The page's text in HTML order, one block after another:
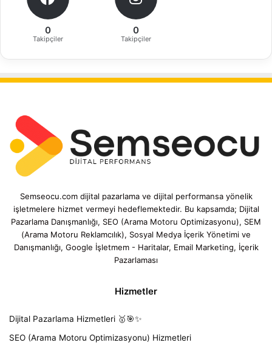
0
Takipçiler
0
Takipçiler
Semseocu.com dijital pazarlama ve dijital performansa yönelik
işletmelere hizmet vermeyi hedeflemektedir. Bu kapsamda; Dijital
Pazarlama Danışmanlığı, SEO (Arama Motoru Optimizasyonu), SEM
(Arama Motoru Reklamcılık), Sosyal Medya İçerik Yönetimi ve
Danışmanlığı, Google İşletmem - Haritalar, Email Marketing, İçerik
Pazarlaması
Hizmetler
Dijital Pazarlama Hizmetleri 🥇🎯✨
SEO (Arama Motoru Optimizasyonu) Hizmetleri